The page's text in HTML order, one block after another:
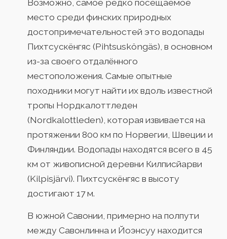
Возможно, самое редко посещаемое
место среди финских природных
достопримечательностей это водопады
Пихтсускёнгяс (Pihtsusköngäs), в основном
из-за своего отдалённого
местоположения. Самые опытные
походники могут найти их вдоль известной
тропы Нордкалоттледен
(Nordkalottleden), которая извивается на
протяжении 800 км по Норвегии, Швеции и
Финляндии. Водопады находятся всего в 45
км от живописной деревни Килписйарви
(Kilpisjärvi). Пихтсускёнгяс в высоту
достигают 17 м.
В южной Савонии, примерно на полпути
между Савонлинна и Йоэнсуу находится